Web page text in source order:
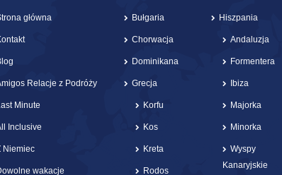
główna
Relacje z Podróży
Minute
Inclusive
Niemiec
wakacje
Bułgaria
Chorwacja
Dominikana
Grecja
Korfu
Kos
Kreta
Rodos
Hiszpania
Andaluzja
Formentera
Ibiza
Majorka
Minorka
Wyspy
Kanaryjskie